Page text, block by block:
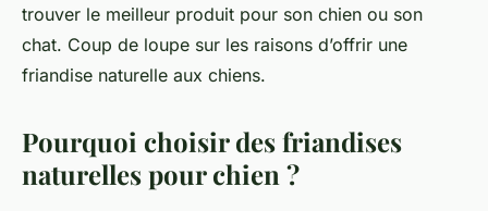
trouver le meilleur produit pour son chien ou son
chat. Coup de loupe sur les raisons d’offrir une
friandise naturelle aux chiens.
Pourquoi choisir des friandises
naturelles pour chien ?